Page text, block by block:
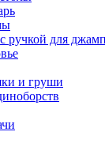
ручкой для
и груши